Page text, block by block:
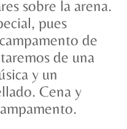
sobre la arena.
pues
de
de una
y un
Cena y